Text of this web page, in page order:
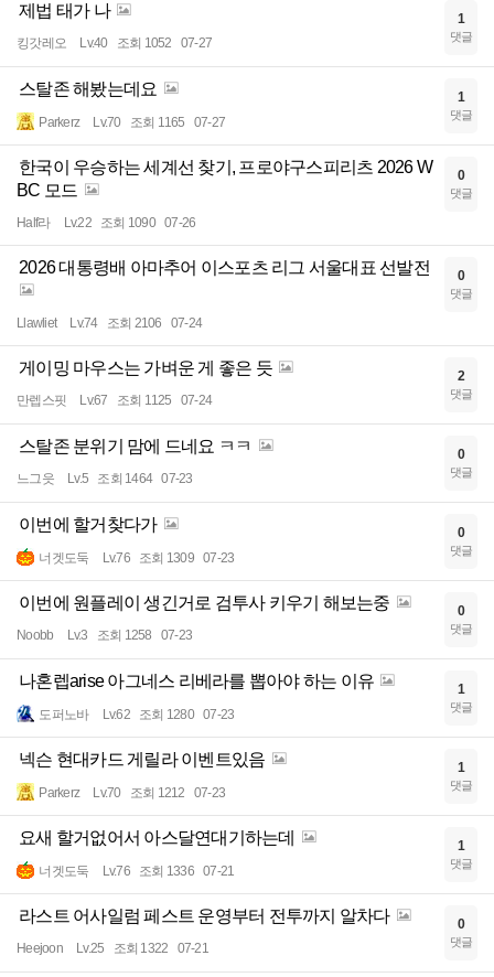
제법 태가 나
킹갓레오 Lv.40 조회 1052 07-27
1
댓글
스탈존 해봤는데요
Parkerz Lv.70 조회 1165 07-27
1
댓글
한국이 우승하는 세계선 찾기, 프로야구스피리츠 2026 W
BC 모드
Half라 Lv.22 조회 1090 07-26
0
댓글
2026 대통령배 아마추어 이스포츠 리그 서울대표 선발전
Llawliet Lv.74 조회 2106 07-24
0
댓글
게이밍 마우스는 가벼운 게 좋은 듯
만렙스핏 Lv.67 조회 1125 07-24
2
댓글
스탈존 분위기 맘에 드네요 ㅋㅋ
느그읏 Lv.5 조회 1464 07-23
0
댓글
이번에 할거찾다가
너겟도둑 Lv.76 조회 1309 07-23
0
댓글
이번에 원플레이 생긴거로 검투사 키우기 해보는중
Noobb Lv.3 조회 1258 07-23
0
댓글
나혼렙arise 아그네스 리베라를 뽑아야 하는 이유
도퍼노바 Lv.62 조회 1280 07-23
1
댓글
넥슨 현대카드 게릴라 이벤트있음
Parkerz Lv.70 조회 1212 07-23
1
댓글
요새 할거없어서 아스달연대기하는데
너겟도둑 Lv.76 조회 1336 07-21
1
댓글
라스트 어사일럼 페스트 운영부터 전투까지 알차다
Heejoon Lv.25 조회 1322 07-21
0
댓글